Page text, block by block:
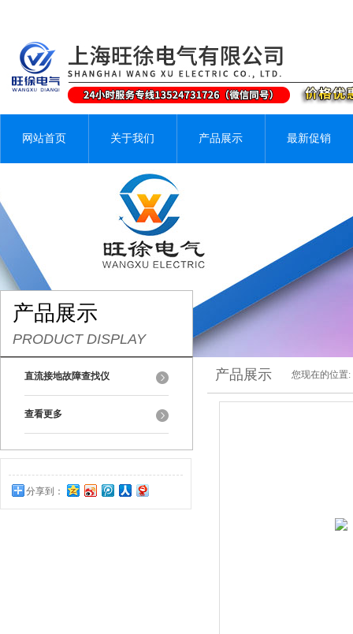
网站首页 关于我们 产品展示 最新促销
产品展示
PRODUCT DISPLAY
直流接地故障查找仪
查看更多
分享到：
产品展示 您现在的位置: